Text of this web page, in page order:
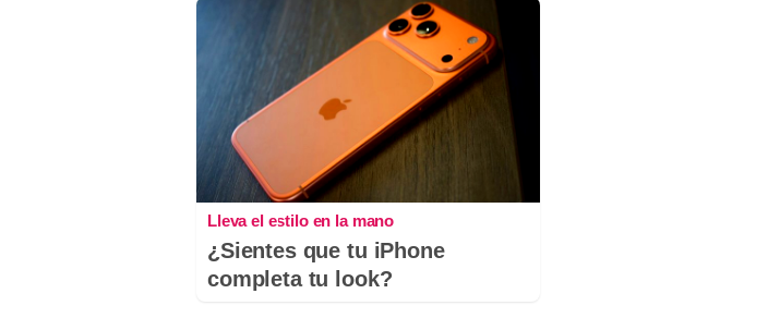
Lleva el estilo en la mano
¿Sientes que tu iPhone
completa tu look?